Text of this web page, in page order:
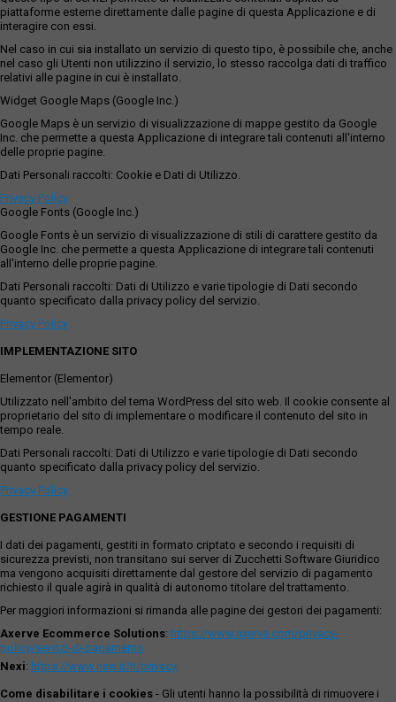
piattaforme esterne direttamente dalle pagine di questa Applicazione e di
interagire con essi.
Nel caso in cui sia installato un servizio di questo tipo, è possibile che, anche
nel caso gli Utenti non utilizzino il servizio, lo stesso raccolga dati di traffico
relativi alle pagine in cui è installato.
Widget Google Maps (Google Inc.)
Google Maps è un servizio di visualizzazione di mappe gestito da Google
Inc. che permette a questa Applicazione di integrare tali contenuti all'interno
delle proprie pagine.
Dati Personali raccolti: Cookie e Dati di Utilizzo.
Privacy Policy
Google Fonts (Google Inc.)
Google Fonts è un servizio di visualizzazione di stili di carattere gestito da
Google Inc. che permette a questa Applicazione di integrare tali contenuti
all'interno delle proprie pagine.
Dati Personali raccolti: Dati di Utilizzo e varie tipologie di Dati secondo
quanto specificato dalla privacy policy del servizio.
Privacy Policy
IMPLEMENTAZIONE SITO
Elementor (Elementor)
Utilizzato nell'ambito del tema WordPress del sito web. Il cookie consente al
proprietario del sito di implementare o modificare il contenuto del sito in
tempo reale.
Dati Personali raccolti: Dati di Utilizzo e varie tipologie di Dati secondo
quanto specificato dalla privacy policy del servizio.
Privacy Policy
GESTIONE PAGAMENTI
I dati dei pagamenti, gestiti in formato criptato e secondo i requisiti di
sicurezza previsti, non transitano sui server di Zucchetti Software Giuridico
ma vengono acquisiti direttamente dal gestore del servizio di pagamento
richiesto il quale agirà in qualità di autonomo titolare del trattamento.
Per maggiori informazioni si rimanda alle pagine dei gestori dei pagamenti:
Axerve Ecommerce Solutions: https://www.axerve.com/privacy-
policy/servizi-di-pagamento
Nexi: https://www.nexi.it/it/privacy
Come disabilitare i cookies - Gli utenti hanno la possibilità di rimuovere i